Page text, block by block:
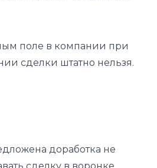
поле в компании при
сделки штатно нельзя.
доработка не
сделку в воронке